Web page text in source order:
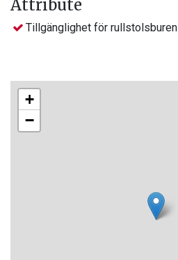
Attribute
Tillgänglighet för rullstolsburen
+
−